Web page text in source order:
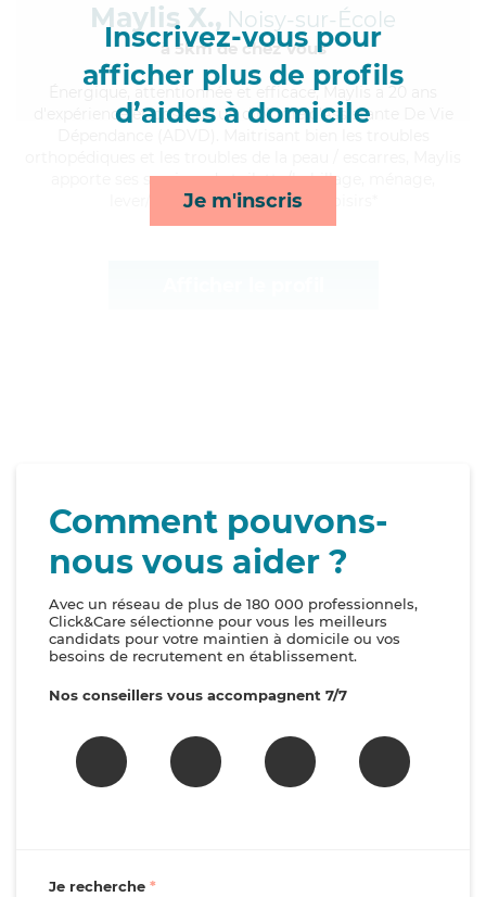
Inscrivez-vous pour
afficher plus de profils
d’aides à domicile
Je m'inscris
Maylis X., Noisy-sur-École
à 5km de chez Vous
, attentionnée et efficace, Maylis a 20 ans
d'expérience et possède un diplôme d'Assistante De Vie
apporte ses services de toilette/habillage, ménage,
lever/coucher et compagnie/loisirs*
Comment pouvons-
nous vous aider ?
Avec un réseau de plus de 180 000 professionnels,
Click&Care sélectionne pour vous les meilleurs
candidats pour votre maintien à domicile ou vos
besoins de recrutement en établissement.
Nos conseillers vous accompagnent 7/7
Je recherche